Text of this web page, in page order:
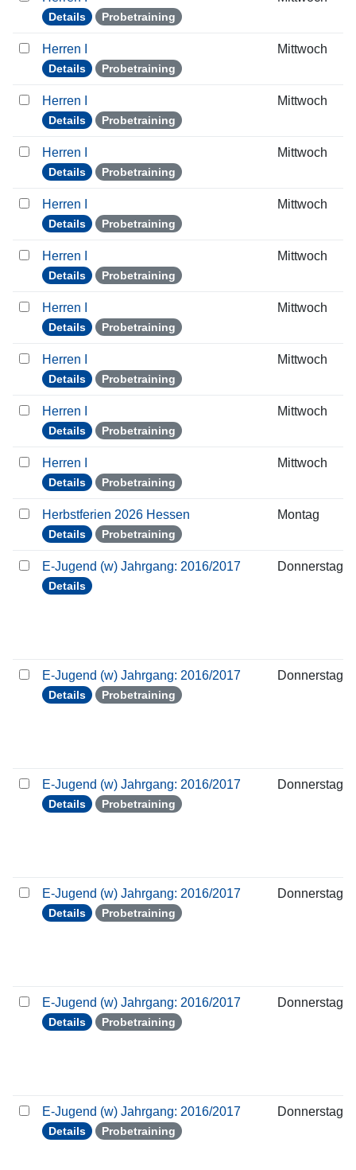
Details Probetraining
Herren I
Details Probetraining
Mittwoch
Herren I
Details Probetraining
Mittwoch
Herren I
Details Probetraining
Mittwoch
Herren I
Details Probetraining
Mittwoch
Herren I
Details Probetraining
Mittwoch
Herren I
Details Probetraining
Mittwoch
Herren I
Details Probetraining
Mittwoch
Herren I
Details Probetraining
Mittwoch
Herren I
Details Probetraining
Mittwoch
Herbstferien 2026 Hessen
Details Probetraining
Montag
E-Jugend (w) Jahrgang: 2016/2017
Details
Donnerstag
E-Jugend (w) Jahrgang: 2016/2017
Details Probetraining
Donnerstag
E-Jugend (w) Jahrgang: 2016/2017
Details Probetraining
Donnerstag
E-Jugend (w) Jahrgang: 2016/2017
Details Probetraining
Donnerstag
E-Jugend (w) Jahrgang: 2016/2017
Details Probetraining
Donnerstag
E-Jugend (w) Jahrgang: 2016/2017
Details Probetraining
Donnerstag